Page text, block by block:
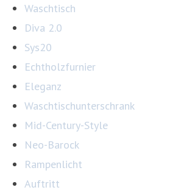
Waschtisch
Diva 2.0
Sys20
Echtholzfurnier
Eleganz
Waschtischunterschrank
Mid-Century-Style
Neo-Barock
Rampenlicht
Auftritt